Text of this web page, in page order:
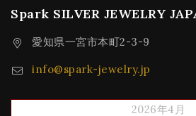
Spark SILVER JEWELRY
愛知県一宮市本町2-3-9
info@spark-jewelry.jp
2026年4月